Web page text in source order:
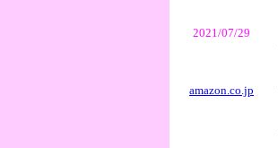
2021/07/29
amazon.co.jp